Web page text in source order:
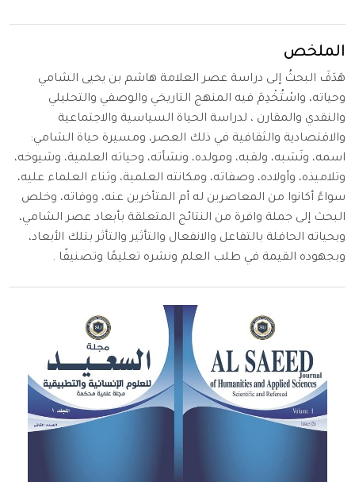
الملخص
هَدَفَ البحثُ إلى دراسة عصر العلامة هاشم بن يحيى الشامي
وحياته، واسْتُخْدِمَ فيه المنهج التاريخي والوصفي والتحليلي
والنقدي والمقارن ، لدراسة الحياة السياسية والاجتماعية
والاقتصادية والثقافية في ذلك العصر، ومسيرة حياة الشامي:
اسمه، ونَسَبه، ولقبه، ومولده، ونشأته، وحياته العلمية، وشيوخه،
وتلاميذه، وأولاده، وصفاته، ومكانته العلمية، وثناء العلماء عليه،
سواءً أكانوا من المعاصرين له أم المتأخرين عنه، ووفاته، وخلص
البحث إلى جملة وافرة من النتائج المتعلقة بأبعاد عصر الشامي،
وبحياته الحافلة بالتفاعل والانفعال والتأثير والتأثر بتلك الأبعاد،
وبجهوده القيمة في طلب العلم ونشره تعليمًا وتصنيفًا .